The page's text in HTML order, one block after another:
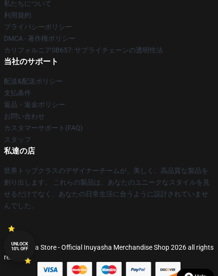
私たちについて
利用規約
プライバシーポリシー
DMCA - 著作権ポリシー
カリフォルニアSB657: サプライチェーンの透明性法
当社のサポート
配送&配送ポリシー
支払条件
返品・返金ポリシー
お問い合わせ
カスタマーサポート(FAQ)
スタッフ
私達の店
世界トップクラスのデザイナーチームが、美しく、高品質な製品を
創り出します。 これらの製品は、あなたのユニークなスタイルを見
せるだけでなく、あなたの日常生活に合うように設計されていませ
んでした。
© Inuyasha Store - Official Inuyasha Merchandise Shop 2026 all rights
reserved
UNLOCK
10% OFF